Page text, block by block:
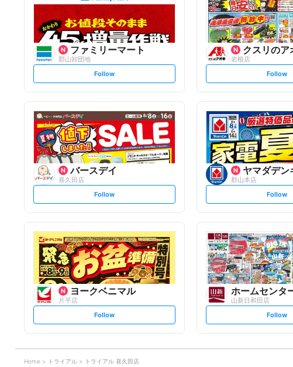
ファミリーマート
郡山卸団地
s
t
l
w
Follow
クスリのア
岩根店
s
t
l
o
w
Follow
バースデイ
喜久田店
s
t
l
o
w
Follow
ヤマダデン
郡山本店
s
t
l
o
w
Follow
ヨークベニマル
片平店
s
t
o
Follow
ホームセンタ
山新日和田店
s
t
Follow
Home トライアル トライアル 喜久田店